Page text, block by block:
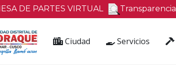
DE PARTES VIRTUAL Transparencia
Ciudad Servicios